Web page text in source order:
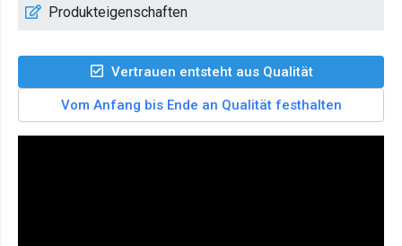
Produkteigenschaften
Vertrauen entsteht aus Qualität
Vom Anfang bis Ende an Qualität festhalten